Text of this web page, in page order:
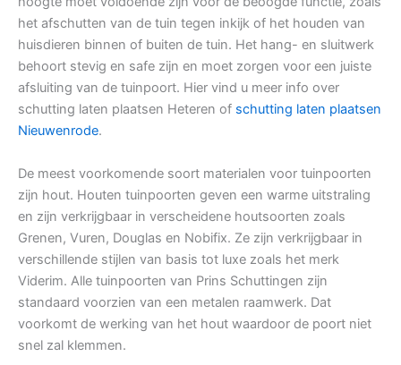
het afschutten van de tuin tegen inkijk of het houden van
huisdieren binnen of buiten de tuin. Het hang- en sluitwerk
behoort stevig en safe zijn en moet zorgen voor een juiste
afsluiting van de tuinpoort. Hier vind u meer info over
schutting laten plaatsen Heteren of schutting laten plaatsen
Nieuwenrode.
De meest voorkomende soort materialen voor tuinpoorten
zijn hout. Houten tuinpoorten geven een warme uitstraling
en zijn verkrijgbaar in verscheidene houtsoorten zoals
Grenen, Vuren, Douglas en Nobifix. Ze zijn verkrijgbaar in
verschillende stijlen van basis tot luxe zoals het merk
Viderim. Alle tuinpoorten van Prins Schuttingen zijn
standaard voorzien van een metalen raamwerk. Dat
voorkomt de werking van het hout waardoor de poort niet
snel zal klemmen.